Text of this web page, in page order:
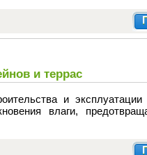
и террас
и
влаги,